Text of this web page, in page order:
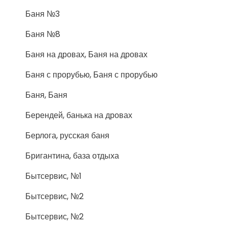
Баня №3
Баня №8
Баня на дровах, Баня на дровах
Баня с прорубью, Баня с прорубью
Баня, Баня
Берендей, банька на дровах
Берлога, русская баня
Бригантина, база отдыха
Бытсервис, №1
Бытсервис, №2
Бытсервис, №2